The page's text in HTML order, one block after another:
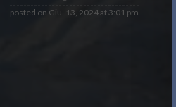
posted on Giu. 13, 2024 at 3:01 pm